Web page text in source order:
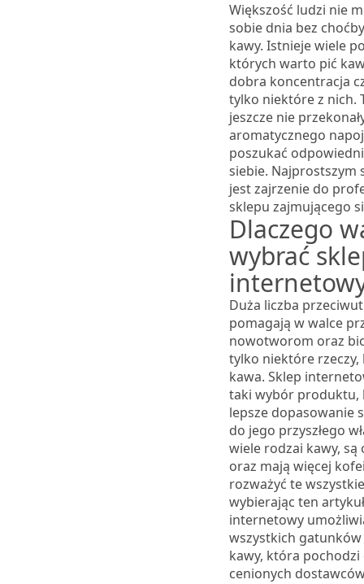
Większość ludzi nie
sobie dnia bez
kawy. Istnieje wiele
których warto pić
dobra koncentracja
tylko niektóre z nich.
jeszcze nie
aromatycznego
poszukać
siebie. Najprostszym
jest zajrzenie do
sklepu zajmującego
Dlaczego
wybrać
Duża liczba
pomagają w walce
nowotworom oraz
tylko niektóre
kawa. Sklep
taki wybór produktu,
lepsze dopasowanie
do jego przyszłego
wiele rodzai kawy, są
oraz mają więcej
rozważyć te
wybierając ten
internetowy
wszystkich
kawy, która pochodzi
cenionych